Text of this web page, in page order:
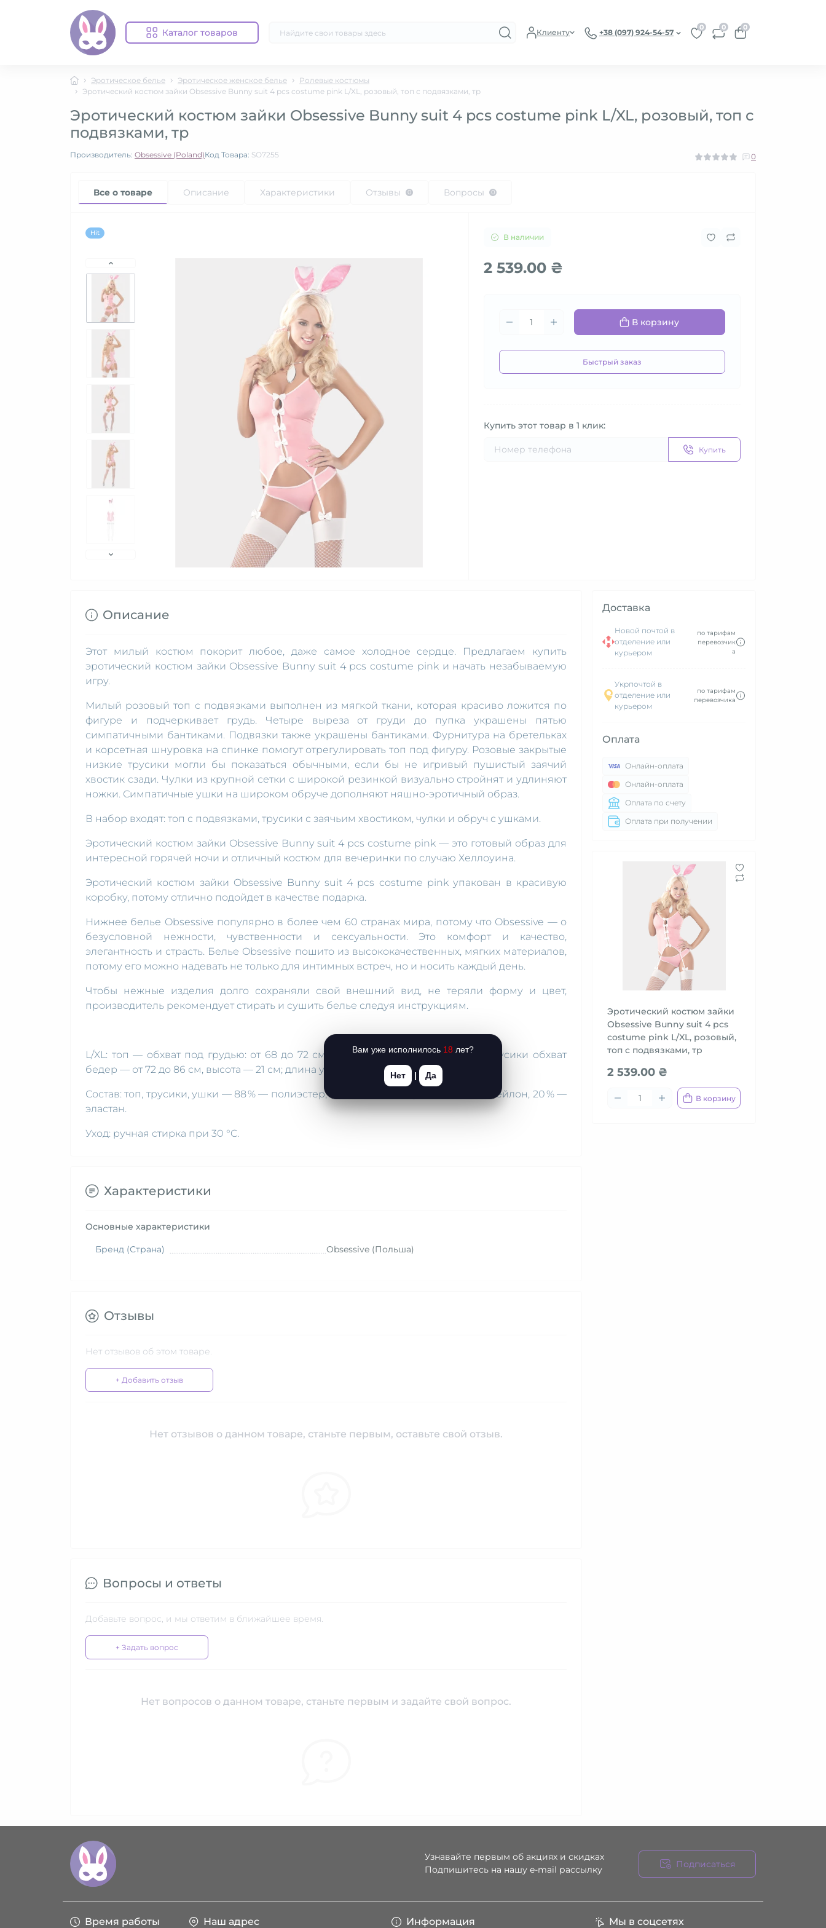
Каталог товаров Клиенту +38 (097) 924-54-57
0 0 0
Эротическое белье Эротическое женское белье
Ролевые костюмы
Эротический костюм зайки Obsessive Bunny suit 4 pcs costume pink L/XL, розовый, топ с подвязками, тр
Эротический костюм зайки Obsessive Bunny suit 4 pcs costume pink L/XL, розовый, топ с
подвязками, тр
Производитель: Obsessive (Poland)Код Товара: SO7255 0
Все о товаре Описание Характеристики Отзывы 0 Вопросы 0
Hit В наличии
2 539.00 ₴
В корзину
Быстрый заказ
Купить этот товар в 1 клик:
Купить
Доставка
Новой почтой в
отделение или
курьером
по тарифам
перевозчик
а
Укрпочтой в
отделение или
курьером
по тарифам
перевозчика
Оплата
Онлайн-оплата
Онлайн-оплата
Оплата по счету
Оплата при получении
Эротический костюм зайки
Obsessive Bunny suit 4 pcs
costume pink L/XL, розовый,
топ с подвязками, тр
2 539.00 ₴
В корзину
Описание
Этот милый костюм покорит любое, даже самое холодное сердце. Предлагаем купить
эротический костюм зайки Obsessive Bunny suit 4 pcs costume pink и начать незабываемую
игру.
Милый розовый топ с подвязками выполнен из мягкой ткани, которая красиво ложится по
фигуре и подчеркивает грудь. Четыре выреза от груди до пупка украшены пятью
симпатичными бантиками. Подвязки также украшены бантиками. Фурнитура на бретельках
и корсетная шнуровка на спинке помогут отрегулировать топ под фигуру. Розовые закрытые
низкие трусики могли бы показаться обычными, если бы не игривый пушистый заячий
хвостик сзади. Чулки из крупной сетки с широкой резинкой визуально стройнят и удлиняют
ножки. Симпатичные ушки на широком обруче дополняют няшно-эротичный образ.
В набор входят: топ с подвязками, трусики с заячьим хвостиком, чулки и обруч с ушками.
Эротический костюм зайки Obsessive Bunny suit 4 pcs costume pink — это готовый образ для
интересной горячей ночи и отличный костюм для вечеринки по случаю Хеллоуина.
Эротический костюм зайки Obsessive Bunny suit 4 pcs costume pink упакован в красивую
коробку, потому отлично подойдет в качестве подарка.
Нижнее белье Obsessive популярно в более чем 60 странах мира, потому что Obsessive — о
безусловной нежности, чувственности и сексуальности. Это комфорт и качество,
элегантность и страсть. Белье Obsessive пошито из высококачественных, мягких материалов,
потому его можно надевать не только для интимных встреч, но и носить каждый день.
Чтобы нежные изделия долго сохраняли свой внешний вид, не теряли форму и цвет,
производитель рекомендует стирать и сушить белье следуя инструкциям.
L/XL: топ — обхват под грудью: от 68 до 72 см, обхват талии: от 60 до 62 см; трусики обхват
бедер — от 72 до 86 см, высота — 21 см; длина ушек — 18 см.
Состав: топ, трусики, ушки — 88 % — полиэстер, 12 % — эластан; чулки — 80 % — нейлон, 20 % —
эластан.
Уход: ручная стирка при 30 °C.
Характеристики
Основные характеристики
Бренд (Страна) Obsessive (Польша)
Отзывы
Нет отзывов об этом товаре.
+ Добавить отзыв
Нет отзывов о данном товаре, станьте первым, оставьте свой отзыв.
Вопросы и ответы
Добавьте вопрос, и мы ответим в ближайшее время.
+ Задать вопрос
Нет вопросов о данном товаре, станьте первым и задайте свой вопрос.
Узнавайте первым об акциях и скидках
Подпишитесь на нашу e-mail рассылку
Подписаться
Время работы Наш адрес Информация Мы в соцсетях
Вам уже исполнилось 18 лет?
Нет | Да